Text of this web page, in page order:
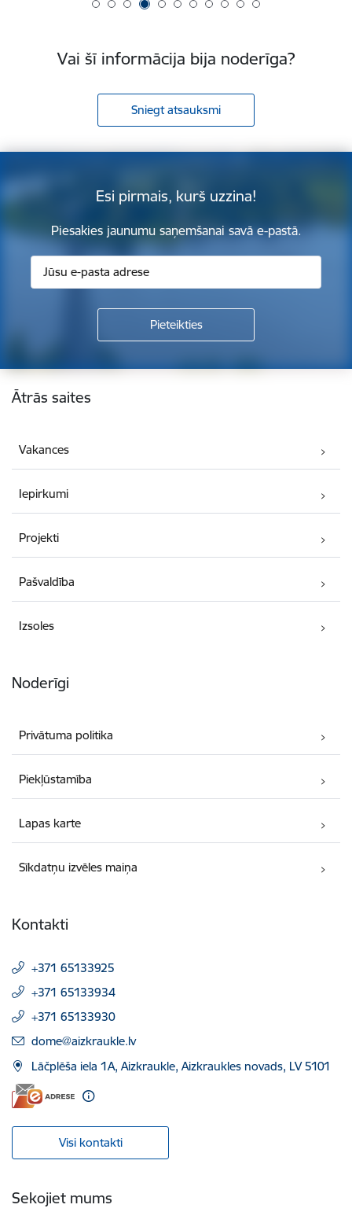
Vai šī informācija bija noderīga?
Sniegt atsauksmi
Esi pirmais, kurš uzzina!
Piesakies jaunumu saņemšanai savā e-pastā.
Kājene
Ātrās saites
Vakances
Iepirkumi
Projekti
Pašvaldība
Izsoles
Noderīgi
Privātuma politika
Piekļūstamība
Lapas karte
Sīkdatņu izvēles maiņa
Kontakti
+371 65133925
+371 65133934
+371 65133930
E-pasts:
dome@aizkraukle.lv
Lāčplēša iela 1A, Aizkraukle, Aizkraukles novads, LV 5101
Visi kontakti
Sekojiet mums